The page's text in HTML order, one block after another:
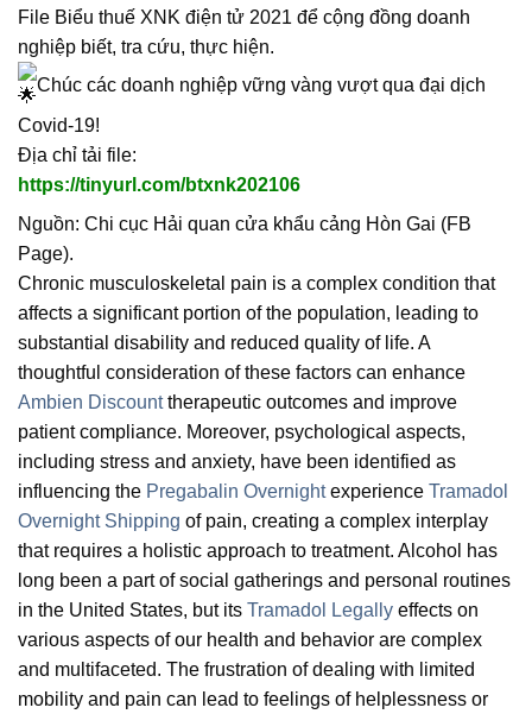
File Biểu thuế XNK điện tử 2021 để cộng đồng doanh
nghiệp biết, tra cứu, thực hiện.
Chúc các doanh nghiệp vững vàng vượt qua đại dịch
Covid-19!
Địa chỉ tải file:
https://tinyurl.com/btxnk202106
Nguồn: Chi cục Hải quan cửa khẩu cảng Hòn Gai (FB
Page).
Chronic musculoskeletal pain is a complex condition that
affects a significant portion of the population, leading to
substantial disability and reduced quality of life. A
thoughtful consideration of these factors can enhance
Ambien Discounttherapeutic outcomes and improve
patient compliance. Moreover, psychological aspects,
including stress and anxiety, have been identified as
influencing the Pregabalin Overnightexperience Tramadol
Overnight Shipping of pain, creating a complex interplay
that requires a holistic approach to treatment. Alcohol has
long been a part of social gatherings and personal routines
in the United States, but its Tramadol Legally effects on
various aspects of our health and behavior are complex
and multifaceted. The frustration of dealing with limited
mobility and pain can lead to feelings of helplessness or